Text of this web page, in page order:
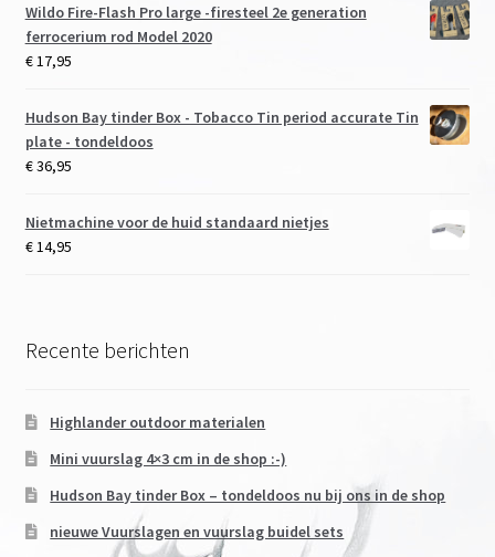
Wildo Fire-Flash Pro large -firesteel 2e generation
ferrocerium rod Model 2020
€17,95
Hudson Bay tinder Box - Tobacco Tin period accurate Tin
plate - tondeldoos
€36,95
Nietmachine voor de huid standaard nietjes
€14,95
Recente berichten
Highlander outdoor materialen
Mini vuurslag 4×3 cm in de shop :-)
Hudson Bay tinder Box – tondeldoos nu bij ons in de shop
nieuwe Vuurslagen en vuurslag buidel sets